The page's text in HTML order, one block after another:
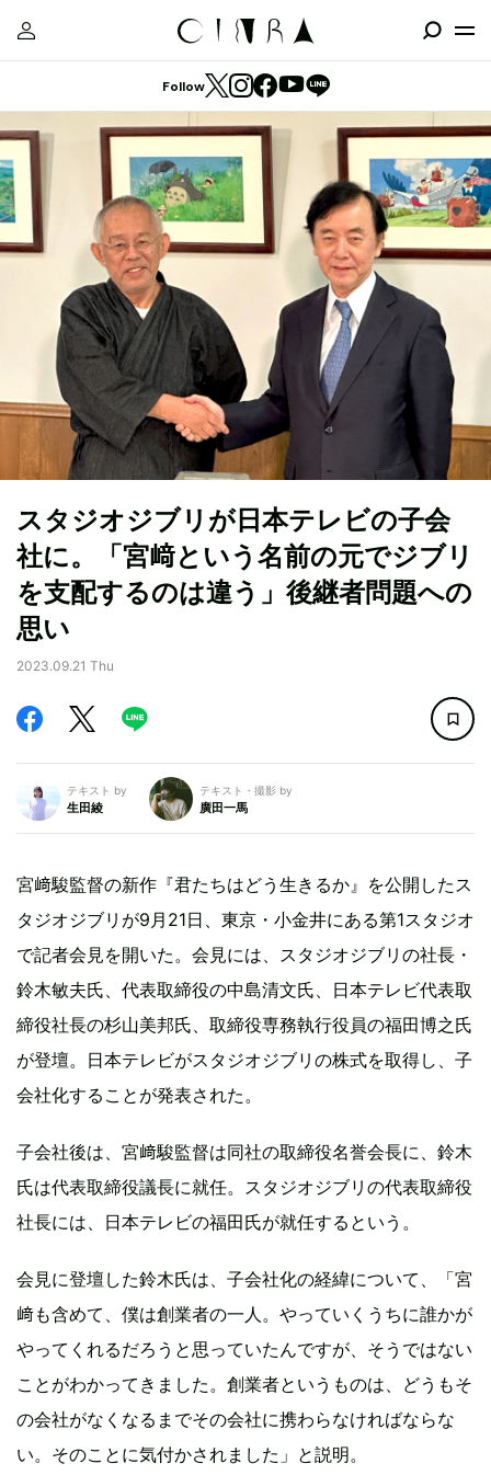
Follow
スタジオジブリが日本テレビの子会
社に。「宮﨑という名前の元でジブリ
を支配するのは違う」後継者問題への
思い
2023.09.21 Thu
テキスト by
生田綾
テキスト・撮影 by
廣田一馬
宮﨑駿監督の新作『君たちはどう生きるか』を公開したス
タジオジブリが9月21日、東京・小金井にある第1スタジオ
で記者会見を開いた。会見には、スタジオジブリの社長・
鈴木敏夫氏、代表取締役の中島清文氏、日本テレビ代表取
締役社長の杉山美邦氏、取締役専務執行役員の福田博之氏
が登壇。日本テレビがスタジオジブリの株式を取得し、子
会社化することが発表された。
子会社後は、宮﨑駿監督は同社の取締役名誉会長に、鈴木
氏は代表取締役議長に就任。スタジオジブリの代表取締役
社長には、日本テレビの福田氏が就任するという。
会見に登壇した鈴木氏は、子会社化の経緯について、「宮
﨑も含めて、僕は創業者の一人。やっていくうちに誰かが
やってくれるだろうと思っていたんですが、そうではない
ことがわかってきました。創業者というものは、どうもそ
の会社がなくなるまでその会社に携わらなければならな
い。そのことに気付かされました」と説明。